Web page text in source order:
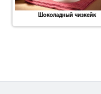
Шоколадный чизкейк